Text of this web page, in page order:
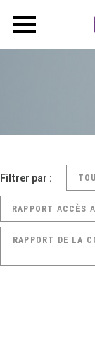
Filtrer par :
RAPPORT ACCÈS
RAPPORT DE LA